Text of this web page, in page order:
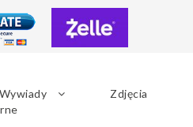
Wywiady
Zdjęcia